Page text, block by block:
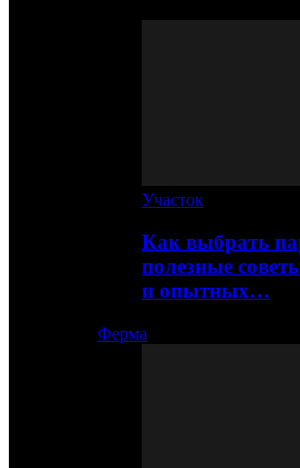
Участок
Как выбрать
полезные
и опытных…
Ферма